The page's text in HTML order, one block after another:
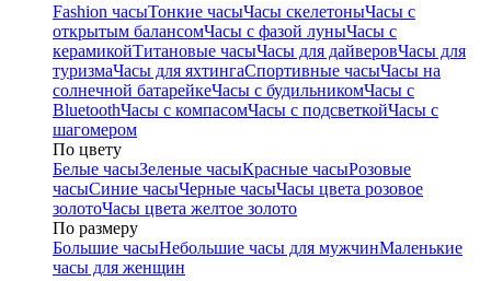
Fashion часыТонкие часыЧасы скелетоныЧасы с
открытым балансомЧасы с фазой луныЧасы с
керамикойТитановые часыЧасы для дайверовЧасы для
туризмаЧасы для яхтингаСпортивные часыЧасы на
солнечной батарейкеЧасы с будильникомЧасы с
BluetoothЧасы с компасомЧасы с подсветкойЧасы с
шагомером
По цвету
Белые часыЗеленые часыКрасные часыРозовые
часыСиние часыЧерные часыЧасы цвета розовое
золотоЧасы цвета желтое золото
По размеру
Большие часыНебольшие часы для мужчинМаленькие
часы для женщин